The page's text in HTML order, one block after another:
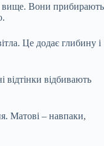
вище. Вони прибирають
Це додає глибину і
відтінки відбивають
Матові – навпаки,